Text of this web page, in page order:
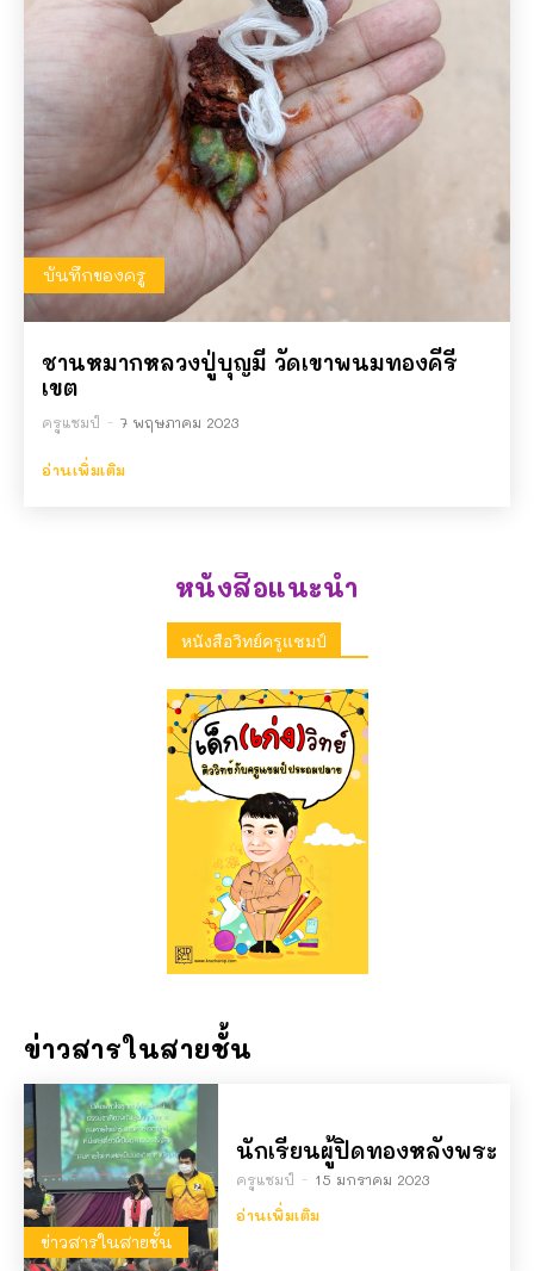
บันทึกของครู
ชานหมากหลวงปู่บุญมี วัดเขาพนมทองคีรี
เขต
ครูแชมป์ - 7 พฤษภาคม 2023
อ่านเพิ่มเติม
หนังสือแนะนำ
หนังสือวิทย์ครูแชมป์
ข่าวสารในสายชั้น
ข่าวสารในสายชั้น
นักเรียนผู้ปิดทองหลังพระ
ครูแชมป์ - 15 มกราคม 2023
อ่านเพิ่มเติม